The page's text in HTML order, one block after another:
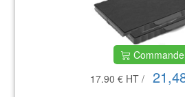
17.90 € HT /